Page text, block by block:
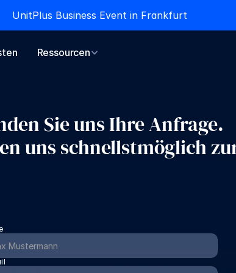
UnitPlus Business Event in Frankfurt
Ressourcen
Sie uns Ihre Anfrage.
uns schnellstmöglich
UnitPlus Business Event in Frankfurt
Ressourcen